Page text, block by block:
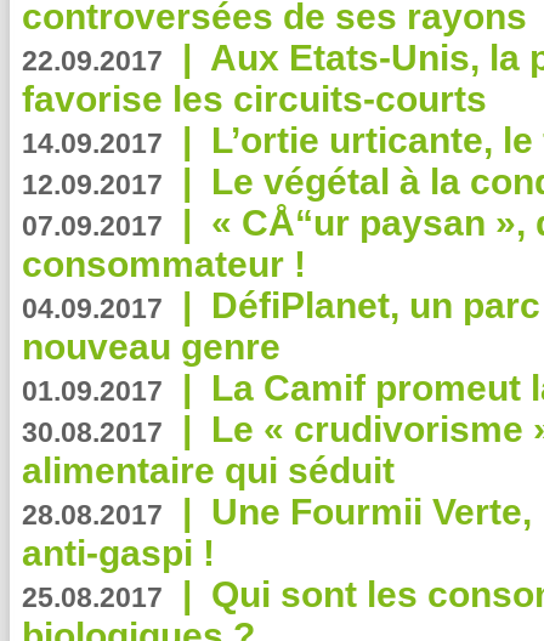
controversées de ses rayons
22.09.2017 | Aux Etats-Unis, la
favorise les circuits-courts
14.09.2017 | L’ortie urticante,
12.09.2017 | Le végétal à la
07.09.2017 | « CÅ“ur paysan
consommateur !
04.09.2017 | DéfiPlanet, un
nouveau genre
01.09.2017 | La Camif promeut
30.08.2017 | Le « crudivorisme
alimentaire qui séduit
28.08.2017 | Une Fourmii
anti-gaspi !
25.08.2017 | Qui sont les